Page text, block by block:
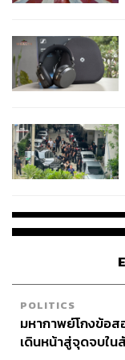
POLITICS
มหากาพย์โกงข้อ
เดินหน้าสู่จุดจบใน